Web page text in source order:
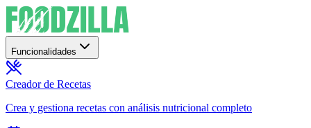
Funcionalidades
Creador de Recetas
Crea y gestiona recetas con análisis nutricional completo